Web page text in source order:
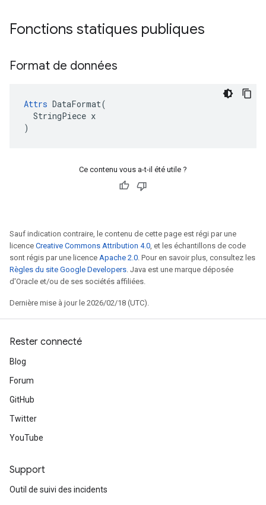
Fonctions statiques publiques
Format de données
Attrs DataFormat(
  StringPiece x
)
Ce contenu vous a-t-il été utile ?
Sauf indication contraire, le contenu de cette page est régi par une
licence Creative Commons Attribution 4.0, et les échantillons de code
sont régis par une licence Apache 2.0. Pour en savoir plus, consultez les
Règles du site Google Developers. Java est une marque déposée
d'Oracle et/ou de ses sociétés affiliées.
Dernière mise à jour le 2026/02/18 (UTC).
Rester connecté
Blog
Forum
GitHub
Twitter
YouTube
Support
Outil de suivi des incidents